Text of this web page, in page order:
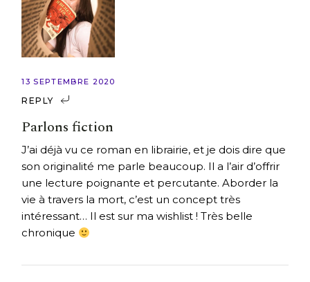
13 SEPTEMBRE 2020
REPLY
Parlons fiction
J’ai déjà vu ce roman en librairie, et je dois dire que
son originalité me parle beaucoup. Il a l’air d’offrir
une lecture poignante et percutante. Aborder la
vie à travers la mort, c’est un concept très
intéressant… Il est sur ma wishlist ! Très belle
chronique